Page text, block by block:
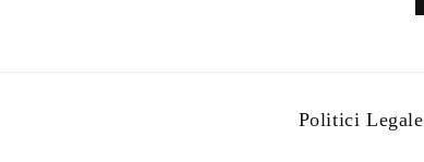
Politici Legale